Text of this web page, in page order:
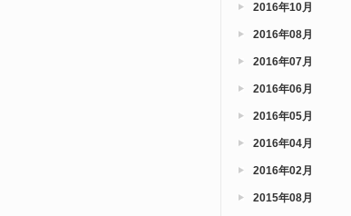
2016年10月
2016年08月
2016年07月
2016年06月
2016年05月
2016年04月
2016年02月
2015年08月